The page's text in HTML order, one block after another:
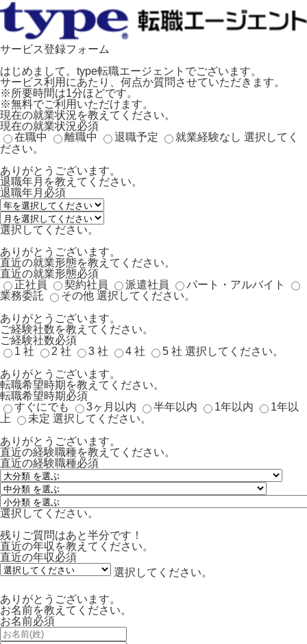
サービス登録フォーム
はじめまして。type転職エージェントでございます。
サービス利用にあたり、何点か質問させていただきます。
※所要時間は1分ほどです。
※無料でご利用いただけます。
現在の就業状況を教えてください。
現在の就業状況必須
在職中
離職中 退職予定 就業経験なし 選択してく
ださい。
ありがとうございます。
退職年月を教えてください。
退職年月 必須
選択してください。
ありがとうございます。
直近の就業形態を教えてください。
直近の就業形態必須
正社員
契約社員 派遣社員
パート・アルバイト
業務委託
その他 選択してください。
ありがとうございます。
ご経験社数を教えてください。
ご経験社数必須
1 社
2 社 3 社 4 社 5 社 選択してください。
ありがとうございます。
転職希望時期を教えてください。
転職希望時期必須
すぐにでも
3ヶ月以内 半年以内 1年以内
1年以
上
未定 選択してください。
ありがとうございます。
直近の経験職種を教えてください。
直近の経験職種必須
選択してください。
残りご質問はあと半分です！
直近の年収を教えてください。
直近の年収必須
選択してください。
ありがとうございます。
お名前を教えてください。
お名前必須